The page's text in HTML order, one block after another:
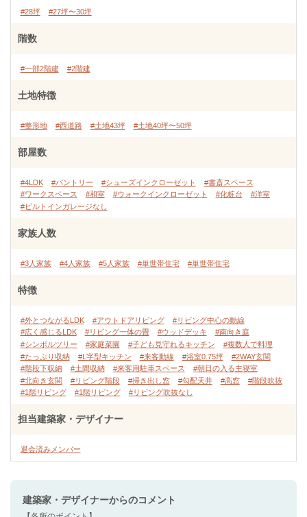
#28坪 #27坪〜30坪
階数
#一部2階建 #2階建
土地特徴
#整形地 #西道路 #土地43坪 #土地40坪〜50坪
部屋数
#4LDK #パントリー #シューズインクローゼット
#書斎スペース
#ワークスペース
#和室 #ウォークインクローゼット #化粧台
#洋室
#ビルトインガレージなし
家族人数
#3人家族 #4人家族 #5人家族 #単世帯住宅 #単世帯住宅
特徴
#外とつながるLDK #アウトドアリビング
#リビング中心の動線
#広く感じるLDK
#リビング一体の畳 #ウッドデッキ
#南向き庭
#シンボルツリー
#家庭菜園 #子ども見守れるキッチン
#複数人で料理
#たっぷり収納
#L字型キッチン #来客動線 #浴室0.75坪
#2WAY玄関
#階段下収納
#土間収納 #来客用駐車スペース
#朝日の入る主寝室
#北向き玄関
#リビング階段 #掃き出し窓 #勾配天井 #高窓
#階段吹抜
#1階リビング
#1階リビング #リビング吹抜なし
担当建築家・デザイナー
退会済みメンバー
建築家・デザイナーからのコメント